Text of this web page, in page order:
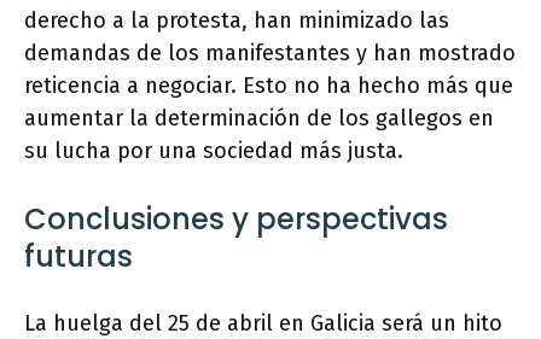
derecho a la protesta, han minimizado las
demandas de los manifestantes y han mostrado
reticencia a negociar. Esto no ha hecho más que
aumentar la determinación de los gallegos en
su lucha por una sociedad más justa.
Conclusiones y perspectivas
futuras
La huelga del 25 de abril en Galicia será un hito